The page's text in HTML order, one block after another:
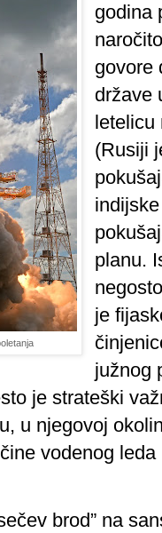
godina
govore
države
letelicu
(Rusiji
planu.
je
južnog
je strateški
u njegovoj
vodenog
brod” na